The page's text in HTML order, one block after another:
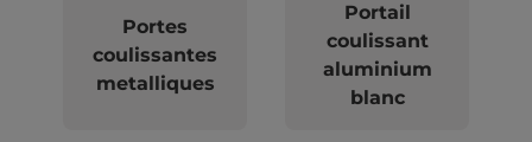
Portes
coulissantes
metalliques
Portail
coulissant
aluminium
blanc